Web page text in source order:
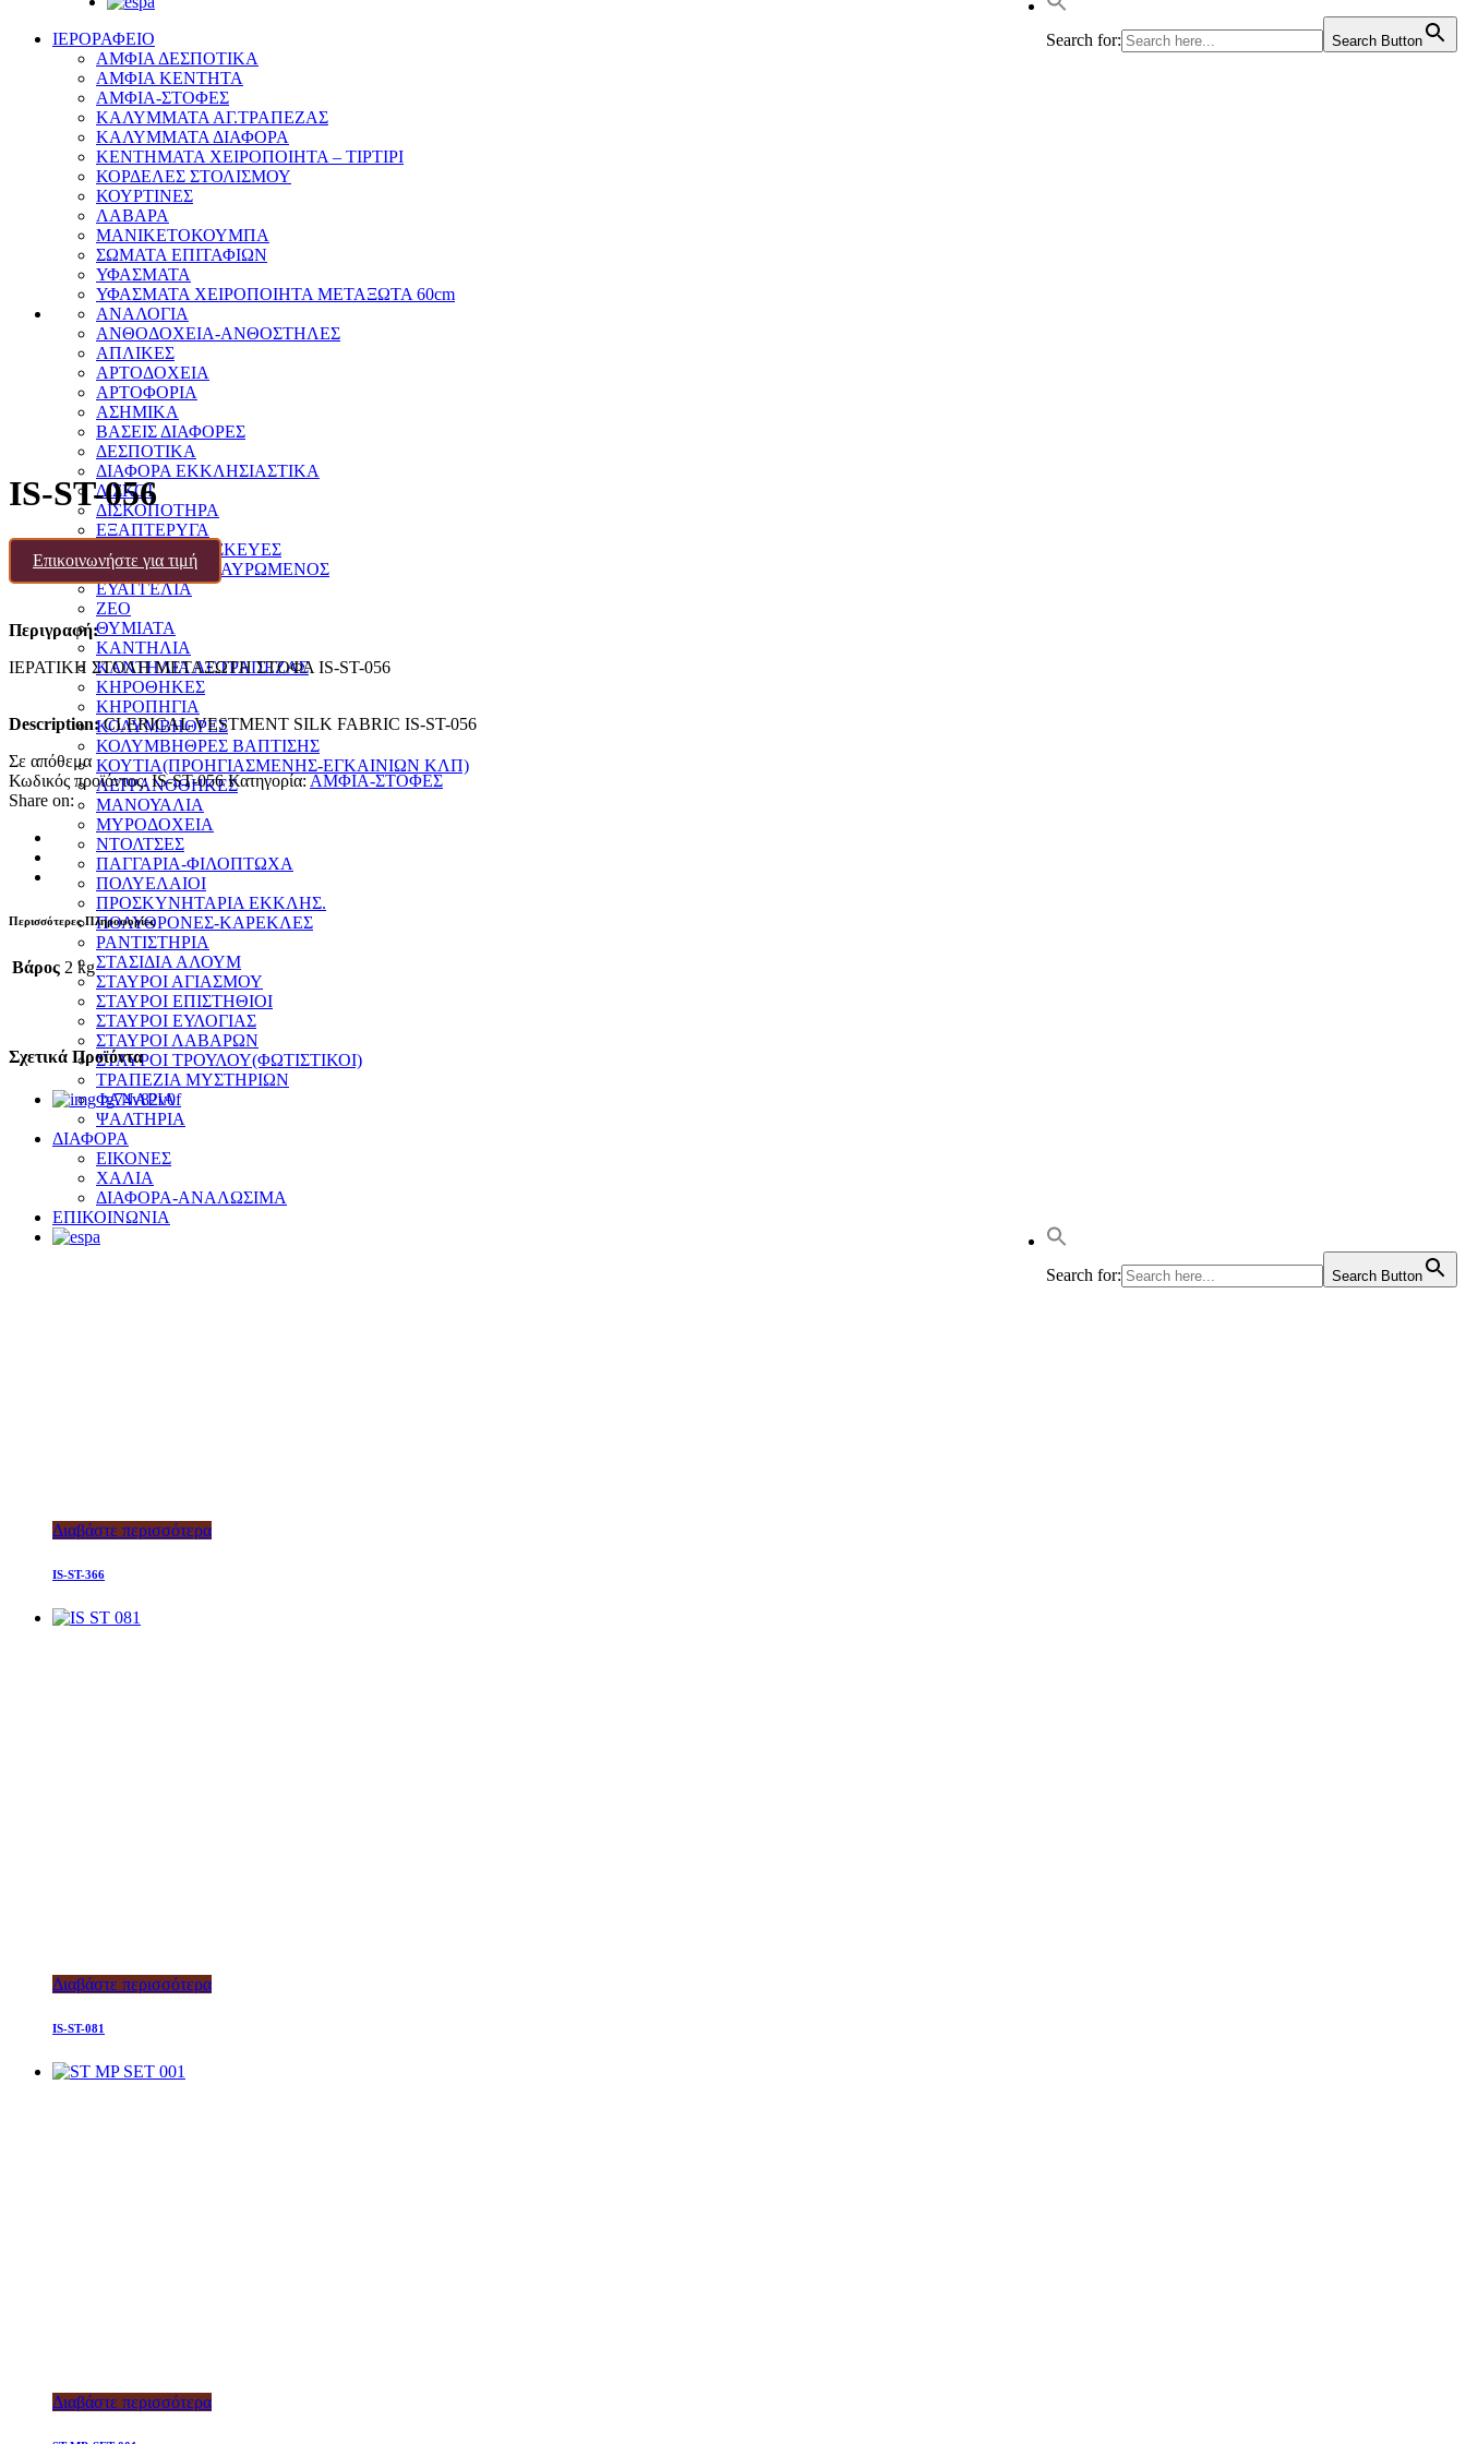
Search for: Search Button
ΙΕΡΟΡΑΦΕΙΟ
ΑΜΦΙΑ ΔΕΣΠΟΤΙΚΑ
ΑΜΦΙΑ ΚΕΝΤΗΤΑ
ΑΜΦΙΑ-ΣΤΟΦΕΣ
ΚΑΛΥΜΜΑΤΑ ΑΓ.ΤΡΑΠΕΖΑΣ
ΚΑΛΥΜΜΑΤΑ ΔΙΑΦΟΡΑ
ΚΕΝΤΗΜΑΤΑ ΧΕΙΡΟΠΟΙΗΤΑ – ΤΙΡΤΙΡΙ
ΚΟΡΔΕΛΕΣ ΣΤΟΛΙΣΜΟΥ
ΚΟΥΡΤΙΝΕΣ
ΛΑΒΑΡΑ
ΜΑΝΙΚΕΤΟΚΟΥΜΠΑ
ΣΩΜΑΤΑ ΕΠΙΤΑΦΙΩΝ
ΥΦΑΣΜΑΤΑ
ΥΦΑΣΜΑΤΑ ΧΕΙΡΟΠΟΙΗΤΑ ΜΕΤΑΞΩΤΑ 60cm
ΑΝΑΛΟΓΙΑ
ΑΝΘΟΔΟΧΕΙΑ-ΑΝΘΟΣΤΗΛΕΣ
ΑΠΛΙΚΕΣ
ΑΡΤΟΔΟΧΕΙΑ
ΑΡΤΟΦΟΡΙΑ
ΑΣΗΜΙΚΑ
ΒΑΣΕΙΣ ΔΙΑΦΟΡΕΣ
ΔΕΣΠΟΤΙΚΑ
ΔΙΑΦΟΡΑ ΕΚΚΛΗΣΙΑΣΤΙΚΑ
ΔΙΣΚΟΙ
ΔΙΣΚΟΠΟΤΗΡΑ
ΕΞΑΠΤΕΡΥΓΑ
ΕΙΔΙΚΕΣ ΚΑΤΑΣΚΕΥΕΣ
ΕΠΙΤΑΦΙΟΙ-ΕΣΤΑΥΡΩΜΕΝΟΣ
ΕΥΑΓΓΕΛΙΑ
ΖΕΟ
ΘΥΜΙΑΤΑ
ΚΑΝΤΗΛΙΑ
ΚΑΝΤΗΛΙΑ ΑΓ.ΤΡΑΠΕΖΑΣ
ΚΗΡΟΘΗΚΕΣ
ΚΗΡΟΠΗΓΙΑ
ΚΟΛΥΜΒΗΘΡΕΣ
ΚΟΛΥΜΒΗΘΡΕΣ ΒΑΠΤΙΣΗΣ
ΚΟΥΤΙΑ(ΠΡΟΗΓΙΑΣΜΕΝΗΣ-ΕΓΚΑΙΝΙΩΝ ΚΛΠ)
ΛΕΙΨΑΝΟΘΗΚΕΣ
ΜΑΝΟΥΑΛΙΑ
ΜΥΡΟΔΟΧΕΙΑ
ΝΤΟΛΤΣΕΣ
ΠΑΓΓΑΡΙΑ-ΦΙΛΟΠΤΩΧΑ
ΠΟΛΥΕΛΑΙΟΙ
ΠΡΟΣΚΥΝΗΤΑΡΙΑ ΕΚΚΛΗΣ.
ΠΟΛΥΘΡΟΝΕΣ-ΚΑΡΕΚΛΕΣ
ΡΑΝΤΙΣΤΗΡΙΑ
ΣΤΑΣΙΔΙΑ ΑΛΟΥΜ
ΣΤΑΥΡΟΙ ΑΓΙΑΣΜΟΥ
ΣΤΑΥΡΟΙ ΕΠΙΣΤΗΘΙΟΙ
ΣΤΑΥΡΟΙ ΕΥΛΟΓΙΑΣ
ΣΤΑΥΡΟΙ ΛΑΒΑΡΩΝ
ΣΤΑΥΡΟΙ ΤΡΟΥΛΟΥ(ΦΩΤΙΣΤΙΚΟΙ)
ΤΡΑΠΕΖΙΑ ΜΥΣΤΗΡΙΩΝ
ΦΑΝΑΡΙΑ
ΨΑΛΤΗΡΙΑ
ΔΙΑΦΟΡΑ
ΕΙΚΟΝΕΣ
ΧΑΛΙΑ
ΔΙΑΦΟΡΑ-ΑΝΑΛΩΣΙΜΑ
ΕΠΙΚΟΙΝΩΝΙΑ
Search for: Search Button
IS-ST-056
Επικοινωνήστε για τιμή
Περιγραφή:
ΙΕΡΑΤΙΚΗ ΣΤΟΛΗ ΜΕΤΑΞΩΤΗ ΣΤΟΦΑ IS-ST-056
Description:CLERICAL VESTMENT SILK FABRIC IS-ST-056
Σε απόθεμα
Κωδικός προϊόντος:IS-ST-056 Κατηγορία: ΑΜΦΙΑ-ΣΤΟΦΕΣ
Share on:
Περισσότερες Πληροφορίες
Βάρος 2 kg
Σχετικά Προϊόντα
Διαβάστε περισσότερα
IS-ST-366
Διαβάστε περισσότερα
IS-ST-081
Διαβάστε περισσότερα